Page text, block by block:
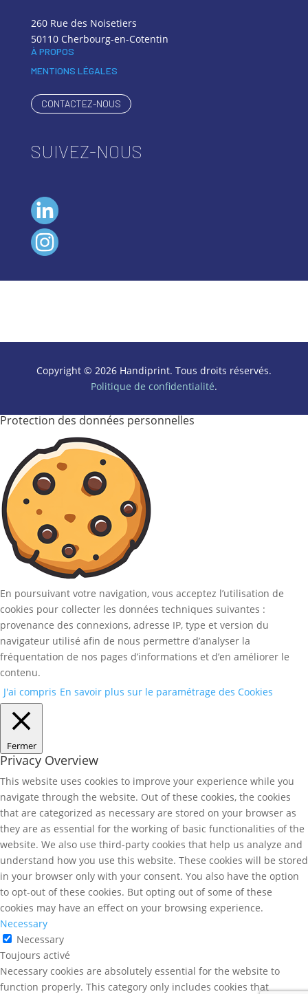
260 Rue des Noisetiers
50110 Cherbourg-en-Cotentin
À PROPOS
MENTIONS LÉGALES
CONTACTEZ-NOUS
SUIVEZ-NOUS
Copyright © 2026 Handiprint. Tous droits réservés.
Politique de confidentialité.
Protection des données personnelles
En poursuivant votre navigation, vous acceptez l’utilisation de
cookies pour collecter les données techniques suivantes :
provenance des connexions, adresse IP, type et version du
navigateur utilisé afin de nous permettre d’analyser la
fréquentation de nos pages d’informations et d’en améliorer le
contenu.
J'ai compris En savoir plus sur le paramétrage des Cookies
Fermer
Privacy Overview
This website uses cookies to improve your experience while you
navigate through the website. Out of these cookies, the cookies
that are categorized as necessary are stored on your browser as
they are as essential for the working of basic functionalities of the
website. We also use third-party cookies that help us analyze and
understand how you use this website. These cookies will be stored
in your browser only with your consent. You also have the option
to opt-out of these cookies. But opting out of some of these
cookies may have an effect on your browsing experience.
Necessary
Necessary
Toujours activé
Necessary cookies are absolutely essential for the website to
function properly. This category only includes cookies that